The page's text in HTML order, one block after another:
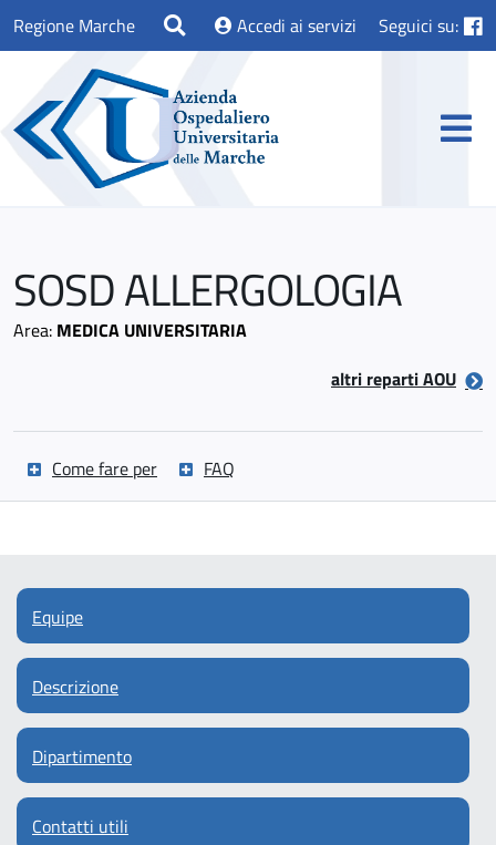
Regione Marche Accedi ai servizi Seguici su:
SOSD ALLERGOLOGIA
Area: MEDICA UNIVERSITARIA
altri reparti AOU
Come fare per FAQ
Equipe
Descrizione
Dipartimento
Contatti utili